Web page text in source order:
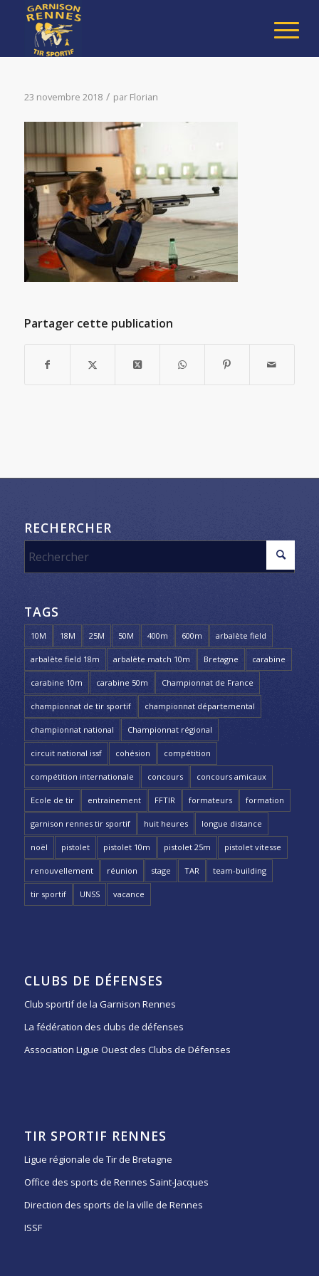
23 novembre 2018 / par Florian
Partager cette publication
RECHERCHER
TAGS
10M 18M 25M 50M 400m 600m arbalète field
arbalète field 18m arbalète match 10m Bretagne carabine
carabine 10m carabine 50m Championnat de France
championnat de tir sportif championnat départemental
championnat national Championnat régional
circuit national issf cohésion compétition
compétition internationale concours concours amicaux
Ecole de tir entrainement FFTIR formateurs formation
garnison rennes tir sportif huit heures longue distance
noël pistolet pistolet 10m pistolet 25m pistolet vitesse
renouvellement réunion stage TAR team-building
tir sportif UNSS vacance
CLUBS DE DÉFENSES
Club sportif de la Garnison Rennes
La fédération des clubs de défenses
Association Ligue Ouest des Clubs de Défenses
TIR SPORTIF RENNES
Ligue régionale de Tir de Bretagne
Office des sports de Rennes Saint-Jacques
Direction des sports de la ville de Rennes
ISSF